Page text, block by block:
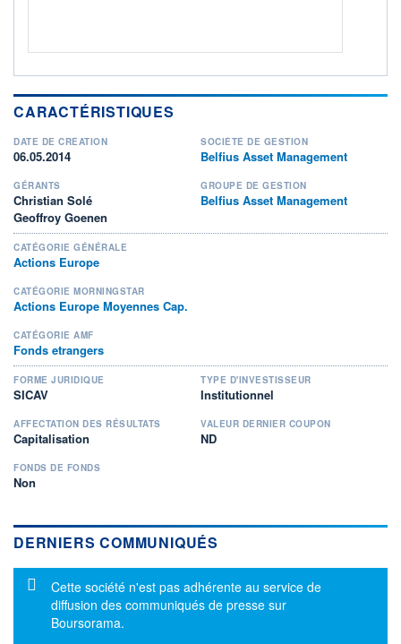
CARACTÉRISTIQUES
DATE DE CRÉATION
06.05.2014
SOCIÉTÉ DE GESTION
Belfius Asset Management
GÉRANTS
Christian Solé
Geoffroy Goenen
GROUPE DE GESTION
Belfius Asset Management
CATÉGORIE GÉNÉRALE
Actions Europe
CATÉGORIE MORNINGSTAR
Actions Europe Moyennes Cap.
CATÉGORIE AMF
Fonds etrangers
FORME JURIDIQUE
SICAV
TYPE D'INVESTISSEUR
Institutionnel
AFFECTATION DES RÉSULTATS
Capitalisation
VALEUR DERNIER COUPON
ND
FONDS DE FONDS
Non
DERNIERS COMMUNIQUÉS
Message d'information
Cette société n'est pas adhérente au service de
diffusion des communiqués de presse sur
Boursorama.